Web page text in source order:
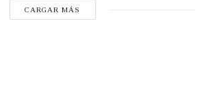
CARGAR MÁS